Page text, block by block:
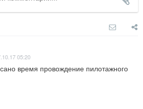
05:20
время провождение пилотажного